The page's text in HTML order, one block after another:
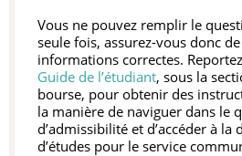
Vous ne pouvez remplir le
seule fois, assurez-vous donc
informations correctes.
Guide de l’étudiant, sous la
bourse, pour obtenir des
la manière de naviguer dans le
d’admissibilité et d’accéder à la
d’études pour le service